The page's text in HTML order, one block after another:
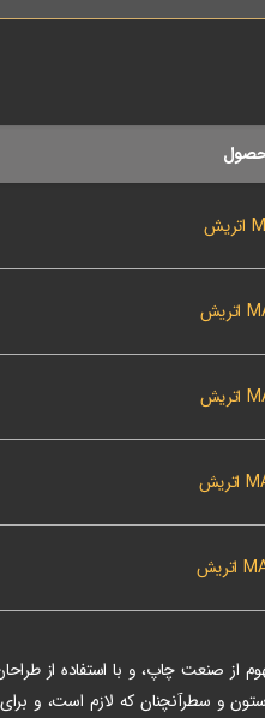
از صنعت چاپ، و با استفاده از
و سطرآنچنان که لازم است، و